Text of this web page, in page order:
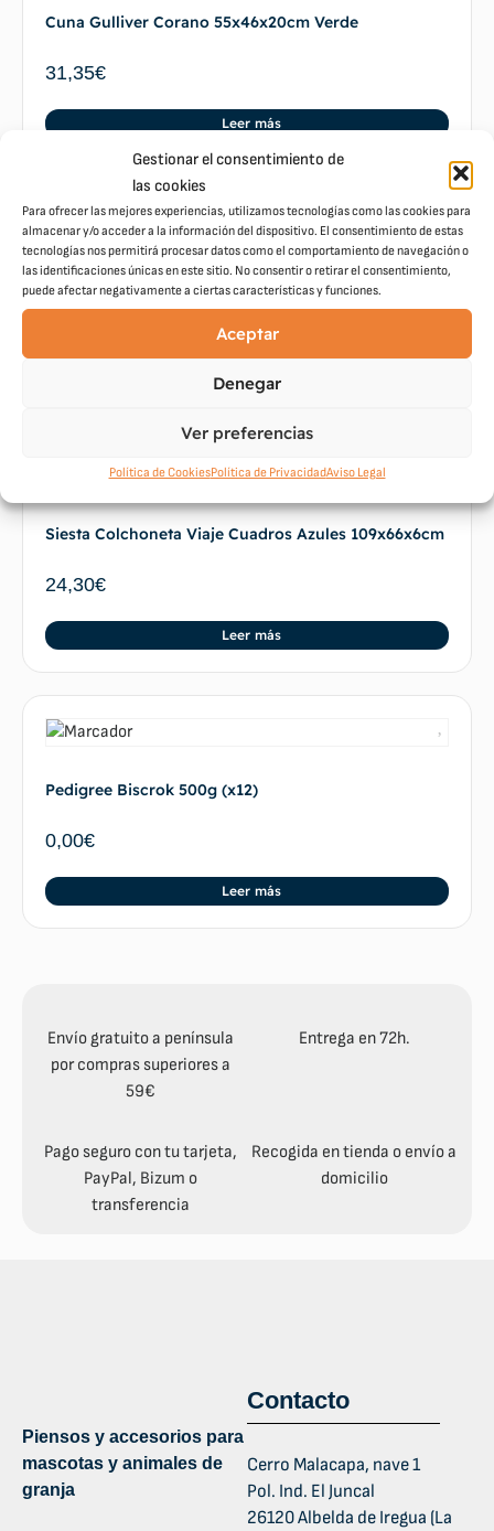
Gestionar el consentimiento de
las cookies
Para ofrecer las mejores experiencias, utilizamos tecnologías como las cookies para
almacenar y/o acceder a la información del dispositivo. El consentimiento de estas
tecnologías nos permitirá procesar datos como el comportamiento de navegación o
las identificaciones únicas en este sitio. No consentir o retirar el consentimiento,
puede afectar negativamente a ciertas características y funciones.
Aceptar
Denegar
Ver preferencias
Política de CookiesPolítica de PrivacidadAviso Legal
Cuna Gulliver Corano 55x46x20cm Verde
31,35€
Leer más
Cuna Izaro Estampado Azul 63x51x21cm
Leer más
Siesta Colchoneta Viaje Cuadros Azules 109x66x6cm
24,30€
Leer más
Pedigree Biscrok 500g (x12)
0,00€
Leer más
Envío gratuito a península
por compras superiores a
59€
Entrega en 72h.
Pago seguro con tu tarjeta,
PayPal, Bizum o
transferencia
Recogida en tienda o envío a
domicilio
Piensos y accesorios para
mascotas y animales de
granja
Contacto
Cerro Malacapa, nave 1
Pol. Ind. El Juncal
26120 Albelda de Iregua (La